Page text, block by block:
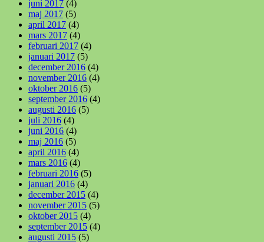
juni 2017 (4)
maj 2017 (5)
april 2017 (4)
mars 2017 (4)
februari 2017 (4)
januari 2017 (5)
december 2016 (4)
november 2016 (4)
oktober 2016 (5)
september 2016 (4)
augusti 2016 (5)
juli 2016 (4)
juni 2016 (4)
maj 2016 (5)
april 2016 (4)
mars 2016 (4)
februari 2016 (5)
januari 2016 (4)
december 2015 (4)
november 2015 (5)
oktober 2015 (4)
september 2015 (4)
augusti 2015 (5)